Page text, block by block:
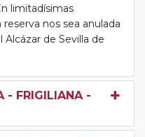
limitadísimas
nos sea anulada
Alcázar de Sevilla de
- FRIGILIANA -